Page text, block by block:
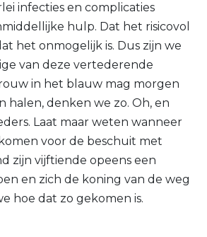
infecties en complicaties
hulp. Dat het risicovol
het onmogelijk is. Dus zijn we
van deze vertederende
in het blauw mag morgen
halen, denken we zo. Oh, en
Laat maar weten wanneer
voor de beschuit met
zijn vijftiende opeens een
en zich de koning van de weg
hoe dat zo gekomen is.